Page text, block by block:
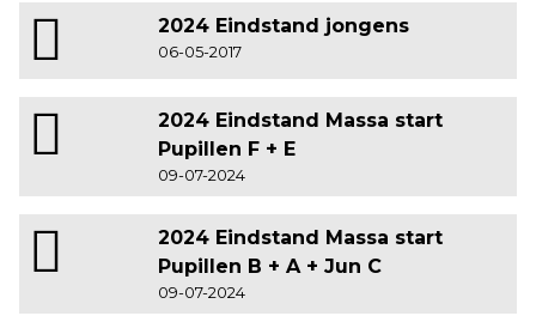
2024 Eindstand jongens
06-05-2017
2024 Eindstand Massa start
Pupillen F + E
09-07-2024
2024 Eindstand Massa start
Pupillen B + A + Jun C
09-07-2024